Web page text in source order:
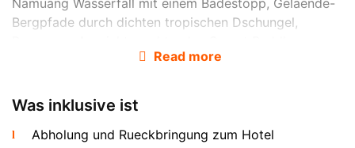
Bergpfade durch dichten tropischen Dschungel,
Garden mit ueber 100 Steinstatuen und einen
mit Blick ueber die gesamte Insel.
Hin Ta Hin Yai Felsen und Wat Khunaram
Read more
Was inklusive ist
Abholung und Rueckbringung zum Hotel